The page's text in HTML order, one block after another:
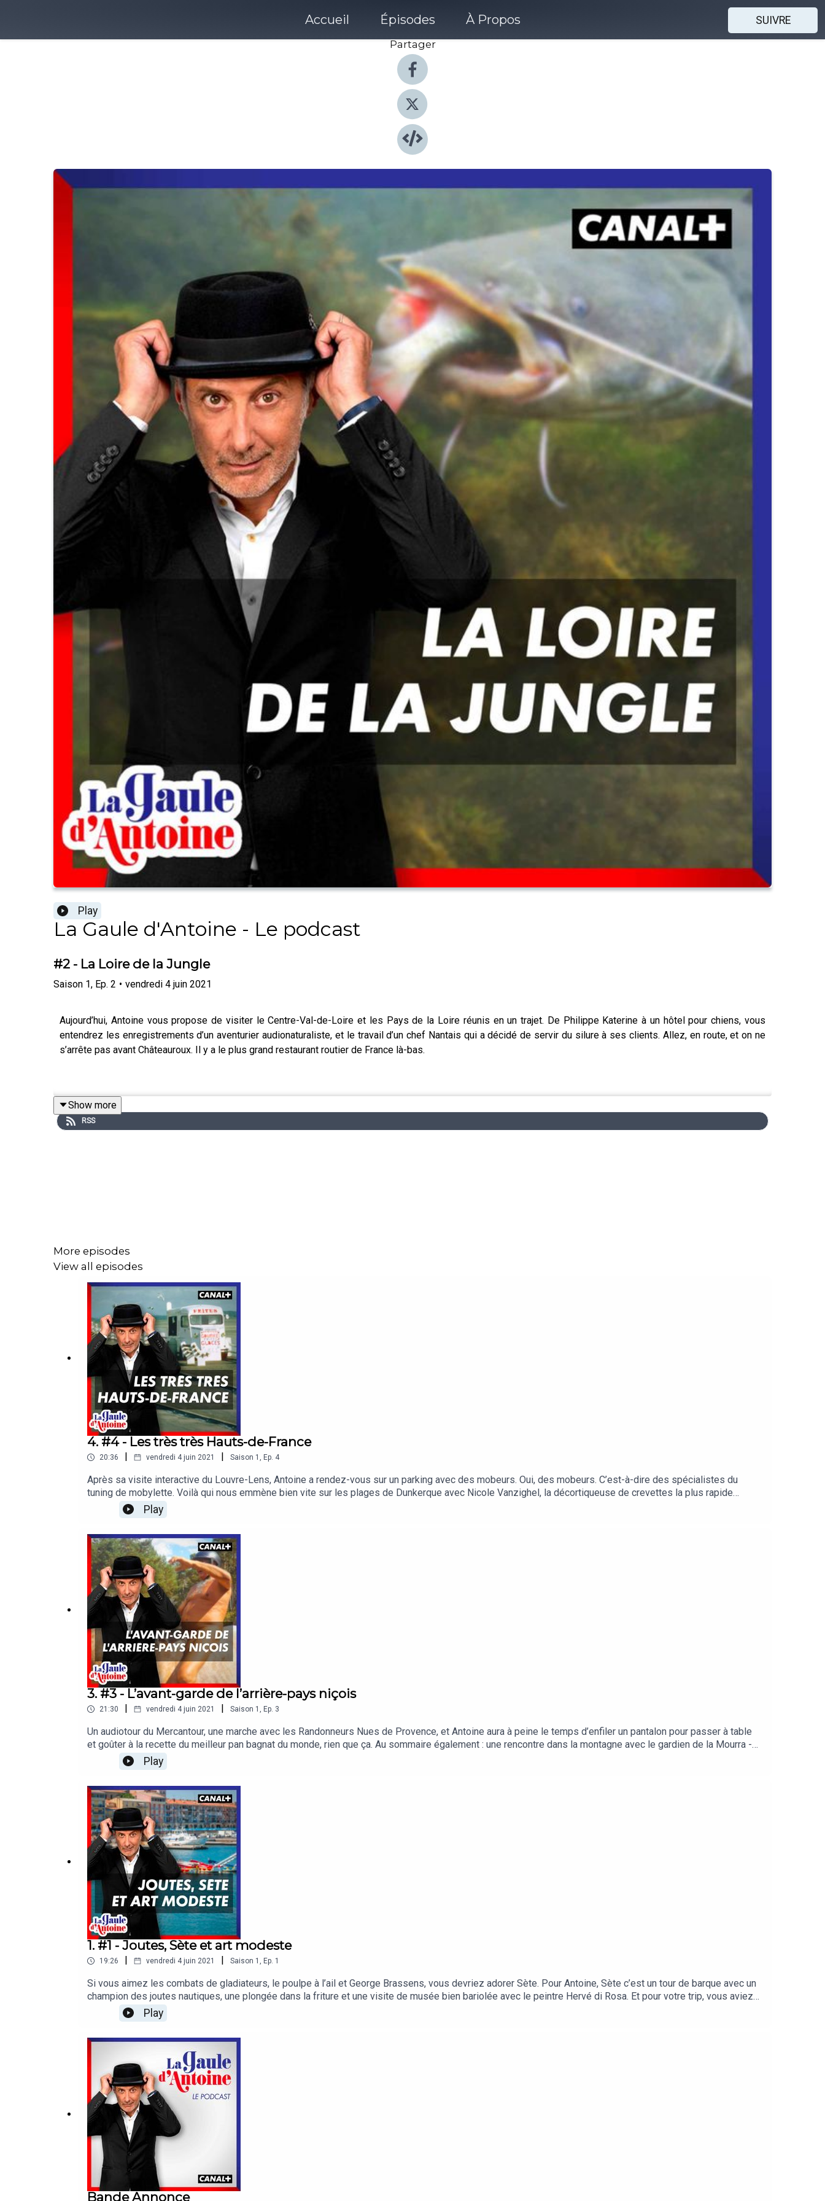
Accueil Épisodes À Propos
SUIVRE
Partager
Play
La Gaule d'Antoine - Le podcast
#2 - La Loire de la Jungle
Saison 1, Ep. 2 • vendredi 4 juin 2021
Aujourd’hui, Antoine vous propose de visiter le Centre-Val-de-Loire et les Pays de la Loire réunis en un trajet. De Philippe Katerine à un hôtel pour chiens, vous
entendrez les enregistrements d’un aventurier audionaturaliste, et le travail d’un chef Nantais qui a décidé de servir du silure à ses clients. Allez, en route, et on ne
s’arrête pas avant Châteauroux. Il y a le plus grand restaurant routier de France là-bas.
Show more
RSS
More episodes
View all episodes
4. #4 - Les très très Hauts-de-France
20:36 | vendredi 4 juin 2021 | Saison 1 , Ep. 4
Après sa visite interactive du Louvre-Lens, Antoine a rendez-vous sur un parking avec des mobeurs. Oui, des mobeurs. C’est-à-dire des spécialistes du
tuning de mobylette. Voilà qui nous emmène bien vite sur les plages de Dunkerque avec Nicole Vanzighel, la décortiqueuse de crevettes la plus rapide
jamais chronométrée. Et avec ceci, une petite frite ? Le conférencier fritologue Luc-Jérôme Bailleul, déclinera la frite sous toutes ses formes, et le DJ
Panteros666 fera de même avec les musiques techno des Hauts-de-France. Car après tout le Nord, c’est aussi un son très patate.
Play
3. #3 - L’avant-garde de l’arrière-pays niçois
21:30 vendredi 4 juin 2021 Saison 1 , Ep. 3
Un audiotour du Mercantour, une marche avec les Randonneurs Nues de Provence, et Antoine aura à peine le temps d’enfiler un pantalon pour passer à table
et goûter à la recette du meilleur pan bagnat du monde, rien que ça. Au sommaire également : une rencontre dans la montagne avec le gardien de la Mourra -
un jeu ancestral, le plus vieux du comté - et une interview en direct de Grasse avec les hard-rockers satanistes de Cobra. Prévoir couteau et bonnes
chaussures de marche. Bon voyage.
Play
1. #1 - Joutes, Sète et art modeste
19:26 vendredi 4 juin 2021 Saison 1 , Ep. 1
Si vous aimez les combats de gladiateurs, le poulpe à l’ail et George Brassens, vous devriez adorer Sète. Pour Antoine, Sète c’est un tour de barque avec un
champion des joutes nautiques, une plongée dans la friture et une visite de musée bien bariolée avec le peintre Hervé di Rosa. Et pour votre trip, vous aviez
prévu de la musique ? Nan parce que Antoine a Gilles Peterson au bout du fil là, et il est prêt à passer des disques. Alors, ça vous dit ? Sète, 4, 3, 2, 1, c’est
Play
Bande Annonce